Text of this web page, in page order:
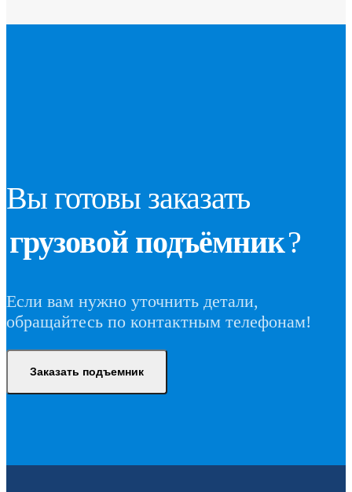
Вы готовы заказать
грузовой подъёмник?
Если вам нужно уточнить детали,
обращайтесь по контактным телефонам!
Заказать подъемник